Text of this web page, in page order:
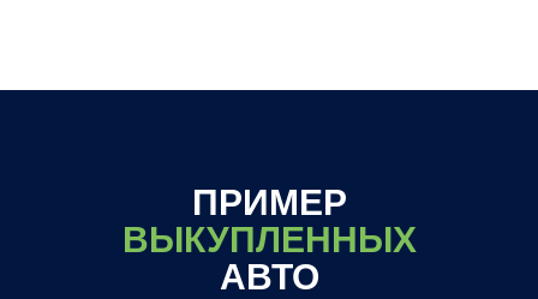
ПРИМЕР
ВЫКУПЛЕННЫХ
АВТО